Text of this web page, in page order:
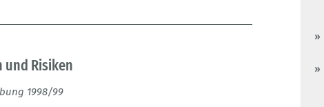
und Risiken
1998/99